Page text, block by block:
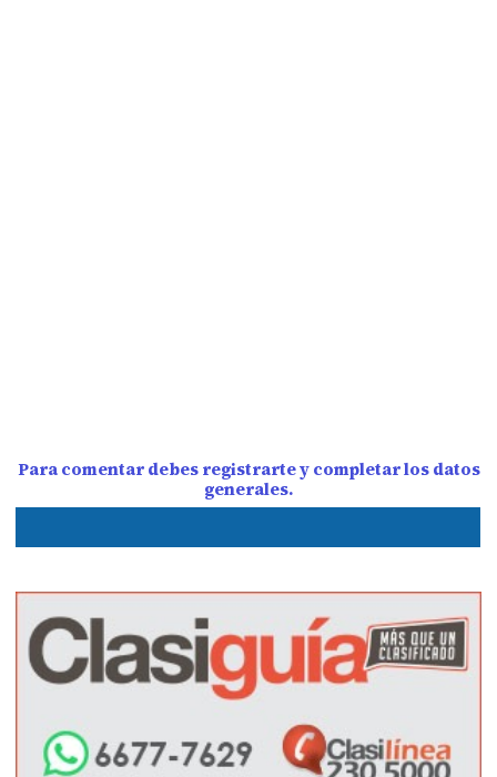
Para comentar debes registrarte y completar los datos
generales.